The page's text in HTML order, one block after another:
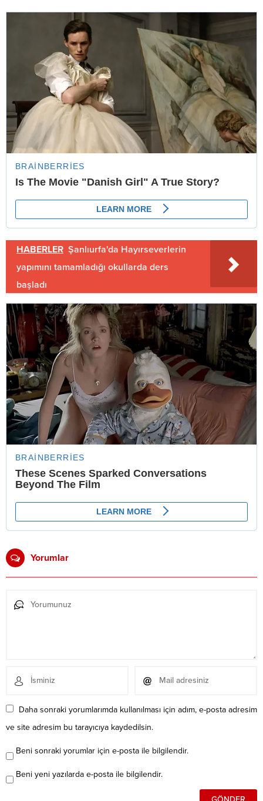
HABERLER Şanlıurfa'da Hayırseverlerin
yapımını tamamladığı okullarda ders
başladı
Yorumlar
Daha sonraki yorumlarımda kullanılması için adım, e-posta adresim
ve site adresim bu tarayıcıya kaydedilsin.
Beni sonraki yorumlar için e-posta ile bilgilendir.
Beni yeni yazılarda e-posta ile bilgilendir.